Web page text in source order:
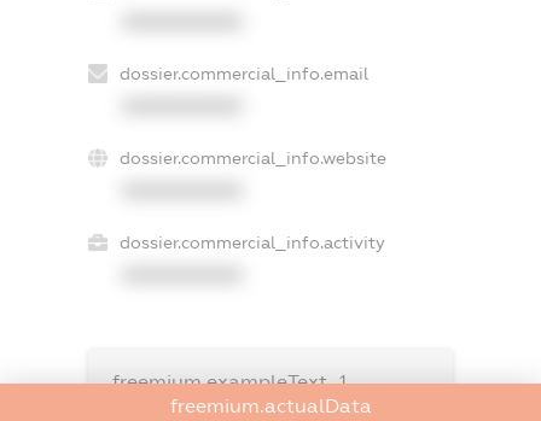
dossier.commercial_info.email
dossier.commercial_info.website
dossier.commercial_info.activity
freemium.exampleText_1
freemium.exampleText_2
freemium.actualData